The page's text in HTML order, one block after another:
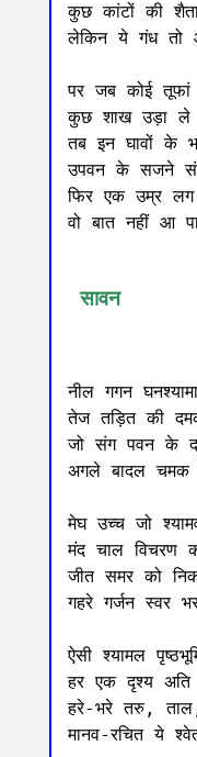
कुछ कांटों की
लेकिन ये गंध तो
पर जब कोई
कुछ शाख उड़ा ले
तब इन घावों के
उपवन के सजने
फिर एक उम्र लग
वो बात नहीं आ
सावन
नील गगन
तेज तड़ित की
जो संग पवन के
अगले बादल चमक
मेघ उच्च जो
मंद चाल विचरण
जीत समर को
गहरे गर्जन स्वर
ऐसी श्यामल
हर एक दृश्य अति
हरे-भरे तरु,
मानव-रचित ये